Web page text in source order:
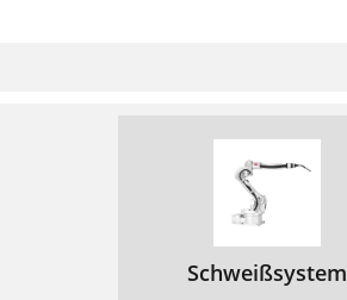
Schweißsystem